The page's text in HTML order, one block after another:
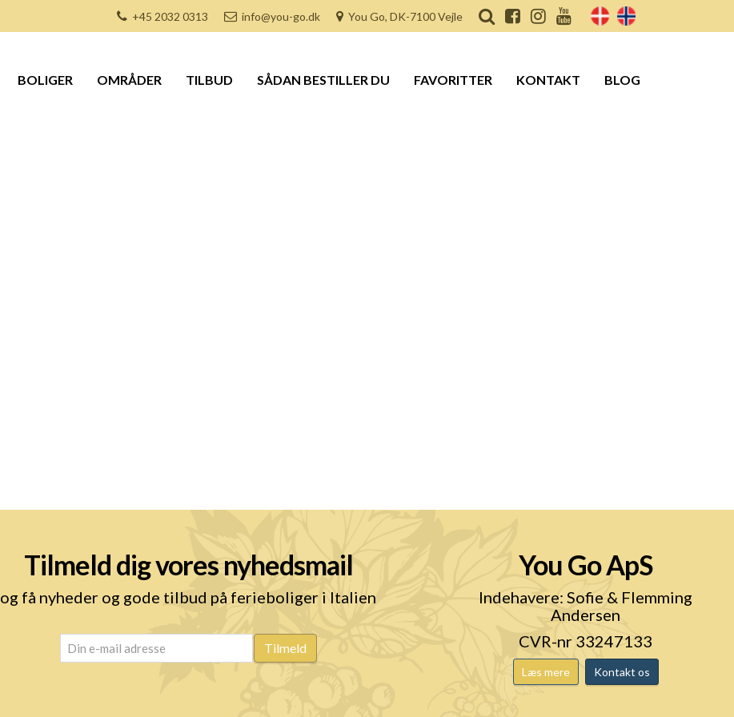
+45 2032 0313 info@you-go.dk You Go, DK-7100 Vejle
BOLIGER OMRÅDER TILBUD SÅDAN BESTILLER DU FAVORITTER KONTAKT BLOG
Tilmeld dig vores nyhedsmail
og få nyheder og gode tilbud på ferieboliger i Italien
email (Påkrævet) Tilmeld
You Go ApS
Indehavere: Sofie & Flemming
Andersen
CVR-nr 33247133
Læs mere Kontakt os